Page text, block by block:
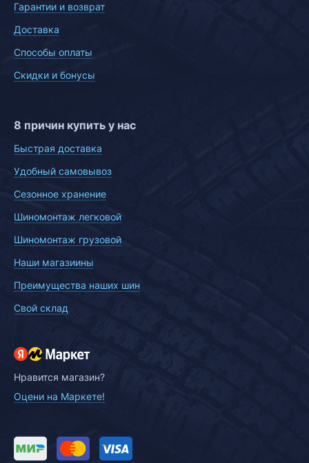
Гарантии и возврат
Доставка
Способы оплаты
Скидки и бонусы
8 причин купить у нас
Быстрая доставка
Удобный самовывоз
Сезонное хранение
Шиномонтаж легковой
Шиномонтаж грузовой
Наши магазиины
Преимущества наших шин
Свой склад
Нравится магазин?
Оцени на Маркете!